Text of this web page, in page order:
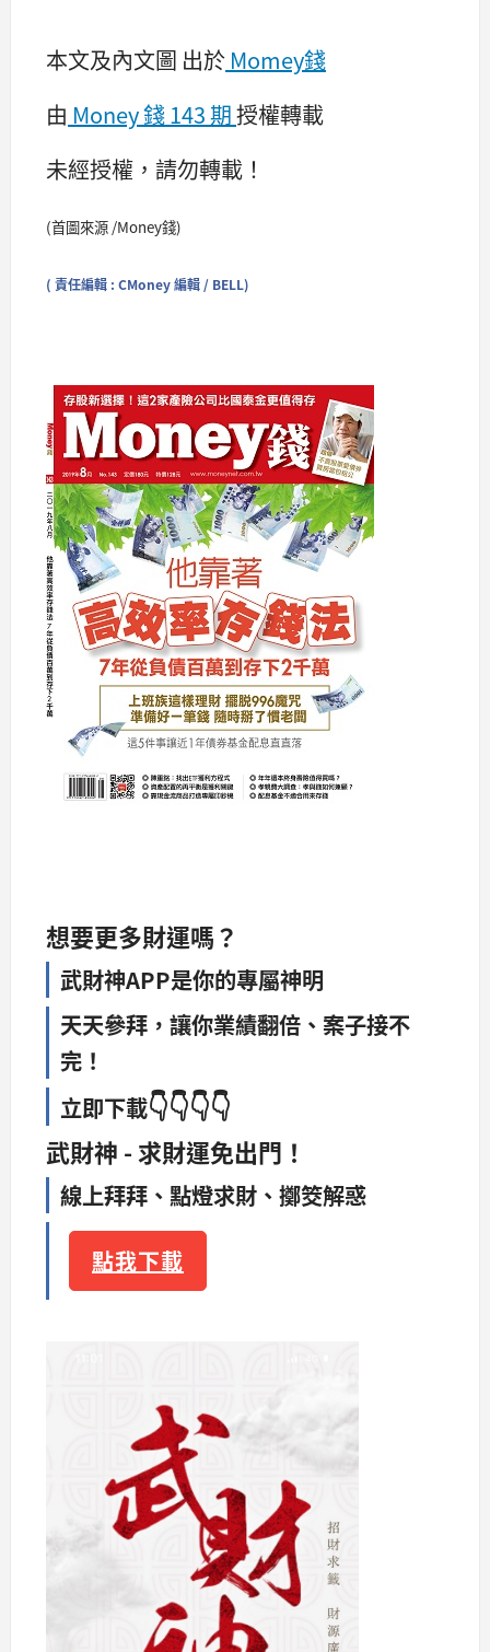
本文及內文圖 出於 Momey錢
由 Money 錢 143 期授權轉載
未經授權，請勿轉載！
(首圖來源 /Money錢)
( 責任編輯 : CMoney 編輯 / BELL)
想要更多財運嗎？
武財神APP是你的專屬神明
天天參拜，讓你業績翻倍、案子接不
完！
立即下載👇👇👇👇
武財神 - 求財運免出門！
線上拜拜、點燈求財、擲筊解惑
點我下載